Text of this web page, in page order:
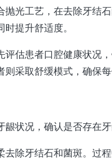
光工艺，在去除牙结
提升舒适度。
估患者口腔健康状况
采取舒缓模式，确保
状况，确认是否存在牙
除牙结石和菌斑。过